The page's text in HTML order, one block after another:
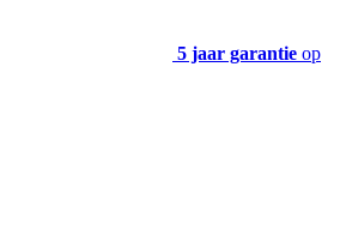
5 jaar garantie op